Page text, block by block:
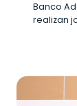
Banco
realizan